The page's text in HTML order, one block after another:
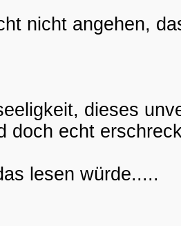
nicht angehen,
dieses
doch echt
lesen würde.....